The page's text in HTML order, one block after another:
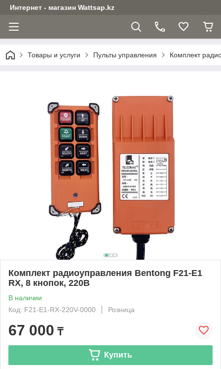
Интернет - магазин Wattsap.kz
Товары и услуги Пульты управления Комплект
Комплект радиоуправления Bentong F21-E1
RX, 8 кнопок, 220В
В наличии
Код: F21-E1-RX-220V-0000
Розница
67 000 ₸
Купить